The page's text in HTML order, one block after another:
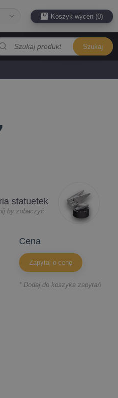
Koszyk wycen (0)
Szukaj
statuetek
by zobaczyć
cena
Zapytaj o cenę
* Dodaj do koszyka zapytań